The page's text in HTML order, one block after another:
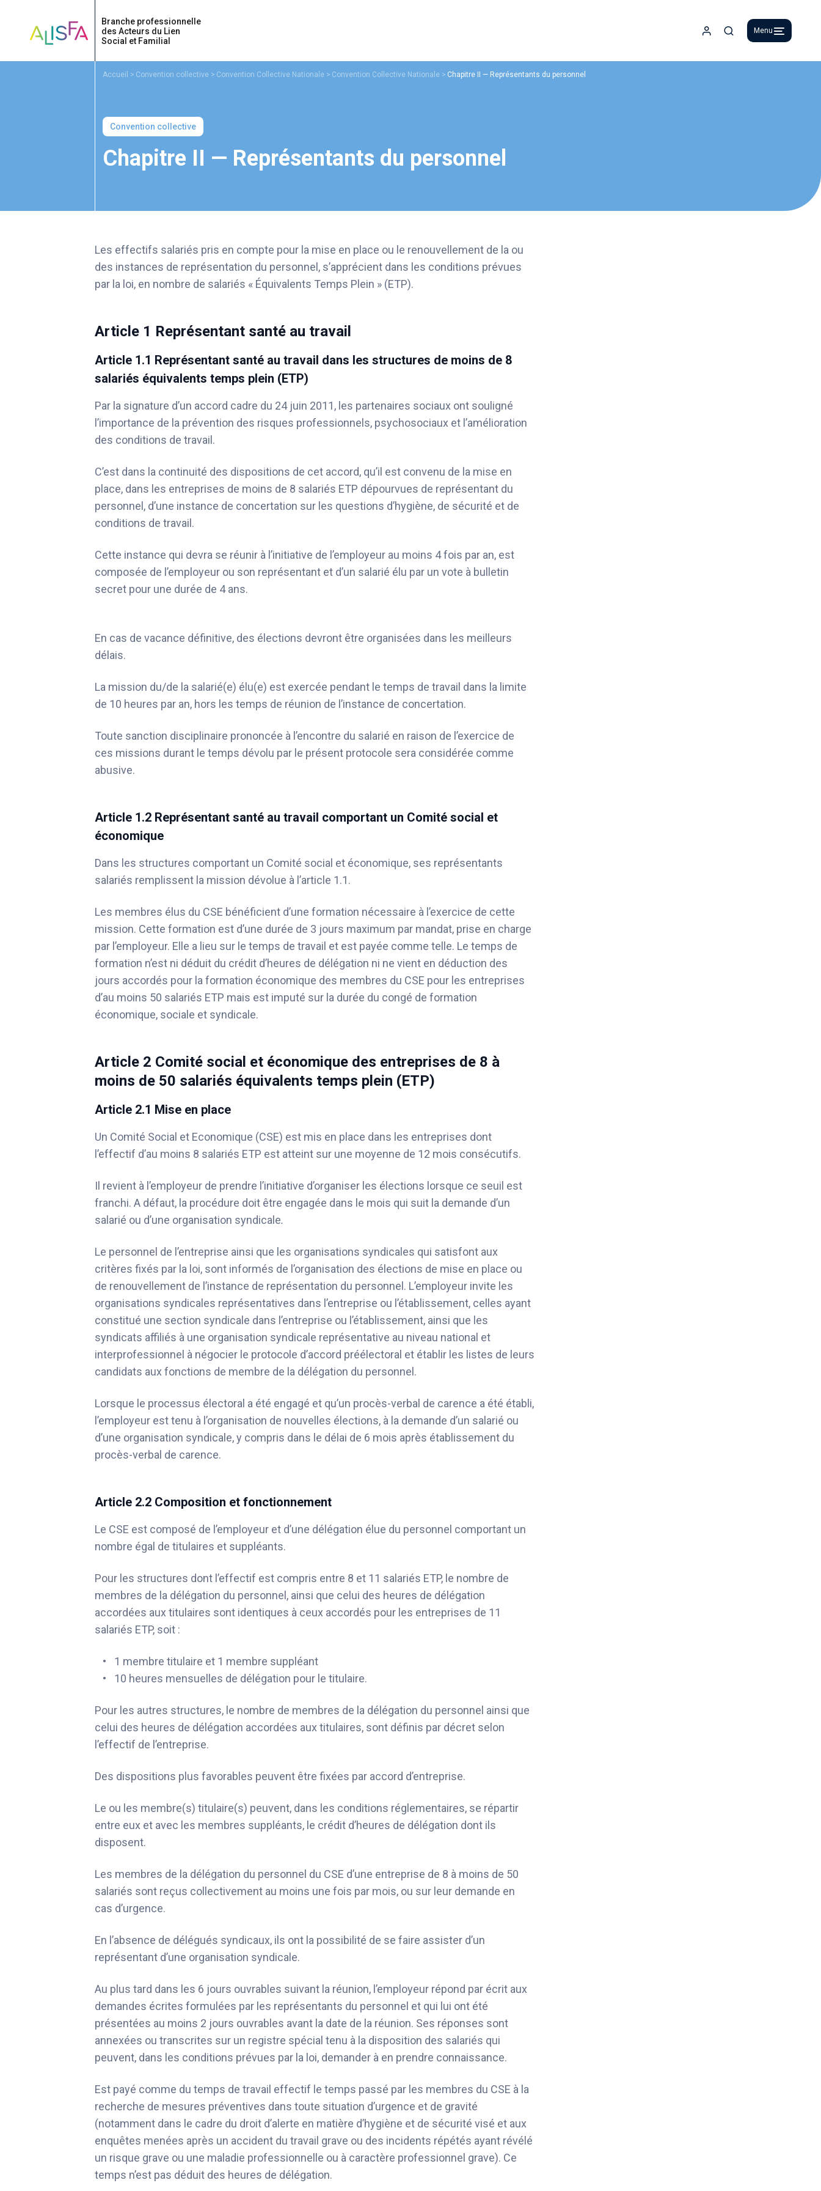
Espace adhérent
Recherche
Menu
Accueil Convention collective Convention Collective Nationale Convention Collective Nationale Chapitre II — Représentants du personnel
Convention collective
Chapitre II — Représentants du personnel
Les effectifs salariés pris en compte pour la mise en place ou le renouvellement de la ou
des instances de représentation du personnel, s’apprécient dans les conditions prévues
par la loi, en nombre de salariés « Équivalents Temps Plein » (ETP).
Article 1 Représentant santé au travail
Article 1.1 Représentant santé au travail dans les structures de moins de 8
salariés équivalents temps plein (ETP)
Par la signature d’un accord cadre du 24 juin 2011, les partenaires sociaux ont souligné
l’importance de la prévention des risques professionnels, psychosociaux et l’amélioration
des conditions de travail.
C’est dans la continuité des dispositions de cet accord, qu’il est convenu de la mise en
place, dans les entreprises de moins de 8 salariés ETP dépourvues de représentant du
personnel, d’une instance de concertation sur les questions d’hygiène, de sécurité et de
conditions de travail.
Cette instance qui devra se réunir à l’initiative de l’employeur au moins 4 fois par an, est
composée de l’employeur ou son représentant et d’un salarié élu par un vote à bulletin
secret pour une durée de 4 ans.
En cas de vacance définitive, des élections devront être organisées dans les meilleurs
délais.
La mission du/de la salarié(e) élu(e) est exercée pendant le temps de travail dans la limite
de 10 heures par an, hors les temps de réunion de l’instance de concertation.
Toute sanction disciplinaire prononcée à l’encontre du salarié en raison de l’exercice de
ces missions durant le temps dévolu par le présent protocole sera considérée comme
abusive.
Article 1.2 Représentant santé au travail comportant un Comité social et
économique
Dans les structures comportant un Comité social et économique, ses représentants
salariés remplissent la mission dévolue à l’article 1.1.
Les membres élus du CSE bénéficient d’une formation nécessaire à l’exercice de cette
mission. Cette formation est d’une durée de 3 jours maximum par mandat, prise en charge
par l’employeur. Elle a lieu sur le temps de travail et est payée comme telle. Le temps de
formation n’est ni déduit du crédit d’heures de délégation ni ne vient en déduction des
jours accordés pour la formation économique des membres du CSE pour les entreprises
d’au moins 50 salariés ETP mais est imputé sur la durée du congé de formation
économique, sociale et syndicale.
Article 2 Comité social et économique des entreprises de 8 à
moins de 50 salariés équivalents temps plein (ETP)
Article 2.1 Mise en place
Un Comité Social et Economique (CSE) est mis en place dans les entreprises dont
l’effectif d’au moins 8 salariés ETP est atteint sur une moyenne de 12 mois consécutifs.
Il revient à l’employeur de prendre l’initiative d’organiser les élections lorsque ce seuil est
franchi. A défaut, la procédure doit être engagée dans le mois qui suit la demande d’un
salarié ou d’une organisation syndicale.
Le personnel de l’entreprise ainsi que les organisations syndicales qui satisfont aux
critères fixés par la loi, sont informés de l’organisation des élections de mise en place ou
de renouvellement de l’instance de représentation du personnel. L’employeur invite les
organisations syndicales représentatives dans l’entreprise ou l’établissement, celles ayant
constitué une section syndicale dans l’entreprise ou l’établissement, ainsi que les
syndicats affiliés à une organisation syndicale représentative au niveau national et
interprofessionnel à négocier le protocole d’accord préélectoral et établir les listes de leurs
candidats aux fonctions de membre de la délégation du personnel.
Lorsque le processus électoral a été engagé et qu’un procès-verbal de carence a été établi,
l’employeur est tenu à l’organisation de nouvelles élections, à la demande d’un salarié ou
d’une organisation syndicale, y compris dans le délai de 6 mois après établissement du
procès-verbal de carence.
Article 2.2 Composition et fonctionnement
Le CSE est composé de l’employeur et d’une délégation élue du personnel comportant un
nombre égal de titulaires et suppléants.
Pour les structures dont l’effectif est compris entre 8 et 11 salariés ETP, le nombre de
membres de la délégation du personnel, ainsi que celui des heures de délégation
accordées aux titulaires sont identiques à ceux accordés pour les entreprises de 11
salariés ETP, soit :
1 membre titulaire et 1 membre suppléant
10 heures mensuelles de délégation pour le titulaire.
Pour les autres structures, le nombre de membres de la délégation du personnel ainsi que
celui des heures de délégation accordées aux titulaires, sont définis par décret selon
l’effectif de l’entreprise.
Des dispositions plus favorables peuvent être fixées par accord d’entreprise.
Le ou les membre(s) titulaire(s) peuvent, dans les conditions réglementaires, se répartir
entre eux et avec les membres suppléants, le crédit d’heures de délégation dont ils
disposent.
Les membres de la délégation du personnel du CSE d’une entreprise de 8 à moins de 50
salariés sont reçus collectivement au moins une fois par mois, ou sur leur demande en
cas d’urgence.
En l’absence de délégués syndicaux, ils ont la possibilité de se faire assister d’un
représentant d’une organisation syndicale.
Au plus tard dans les 6 jours ouvrables suivant la réunion, l’employeur répond par écrit aux
demandes écrites formulées par les représentants du personnel et qui lui ont été
présentées au moins 2 jours ouvrables avant la date de la réunion. Ses réponses sont
annexées ou transcrites sur un registre spécial tenu à la disposition des salariés qui
peuvent, dans les conditions prévues par la loi, demander à en prendre connaissance.
Est payé comme du temps de travail effectif le temps passé par les membres du CSE à la
recherche de mesures préventives dans toute situation d’urgence et de gravité
(notamment dans le cadre du droit d’alerte en matière d’hygiène et de sécurité visé et aux
enquêtes menées après un accident du travail grave ou des incidents répétés ayant révélé
un risque grave ou une maladie professionnelle ou à caractère professionnel grave). Ce
temps n’est pas déduit des heures de délégation.